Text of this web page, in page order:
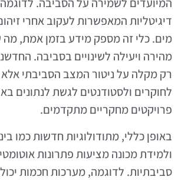
המיועדים לשמירה על הסביבה.
דיגיטליות המאפשרות לעקוב אחרי
מים. כלי זה מספק מידע בזמן אמת,
מהירה ויעילה לשינויים בסביבה.
רק מקלה על ניטור המצב הסביבתי
לחוקרים ולסטודנטים לגשת לנתונים
פרויקטים מחקריים מתקדמים.
באופן כללי, מתודולוגיות חדשות כמו
ולמידת מכונה מציעות פתרונות
סביבתיות. לדוגמה, מערכות חכמות